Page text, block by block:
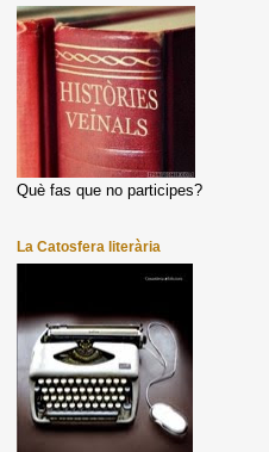
Què fas que no participes?
La Catosfera literària